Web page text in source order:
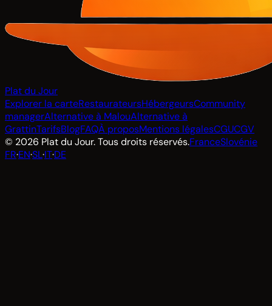
Plat du Jour
Explorer la carteRestaurateursHébergeursCommunity
managerAlternative à MalouAlternative à
GrattinTarifsBlogFAQÀ proposMentions légalesCGUCGV
© 2026 Plat du Jour. Tous droits réservés.FranceSlovénie
FR·EN·SL·IT·DE